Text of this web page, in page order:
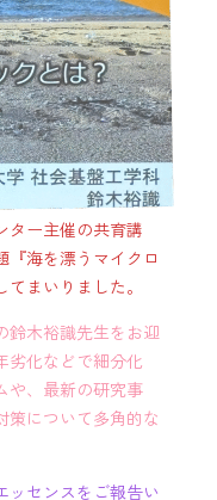
ター主催の共育講
『海を漂うマイクロ
まいりました。
鈴木裕識先生をお迎
劣化などで細分化
や、最新の研究事
策について多角的な
ッセンスをご報告い